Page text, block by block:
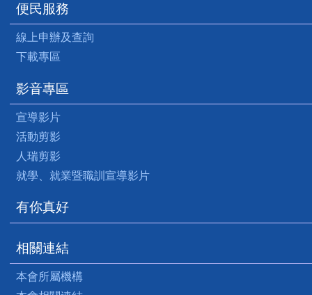
便民服務
線上申辦及查詢
下載專區
影音專區
宣導影片
活動剪影
人瑞剪影
就學、就業暨職訓宣導影片
有你真好
相關連結
本會所屬機構